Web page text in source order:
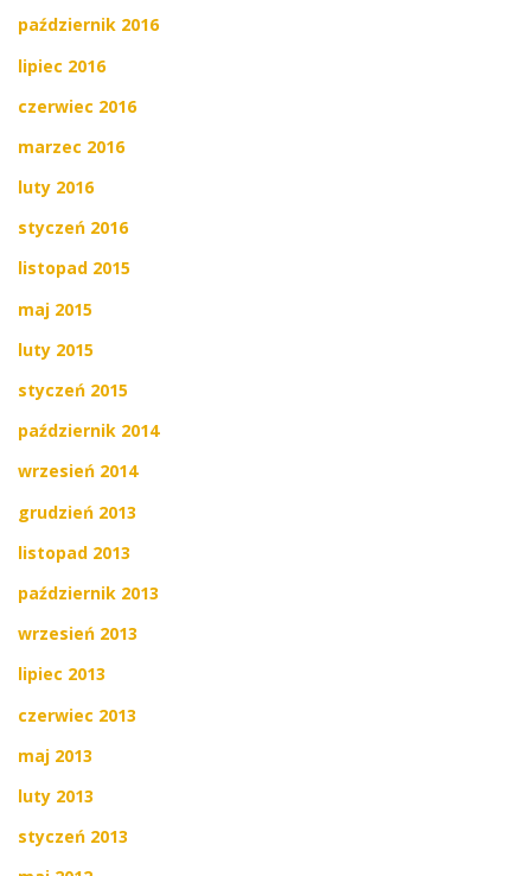
październik 2016
lipiec 2016
czerwiec 2016
marzec 2016
luty 2016
styczeń 2016
listopad 2015
maj 2015
luty 2015
styczeń 2015
październik 2014
wrzesień 2014
grudzień 2013
listopad 2013
październik 2013
wrzesień 2013
lipiec 2013
czerwiec 2013
maj 2013
luty 2013
styczeń 2013